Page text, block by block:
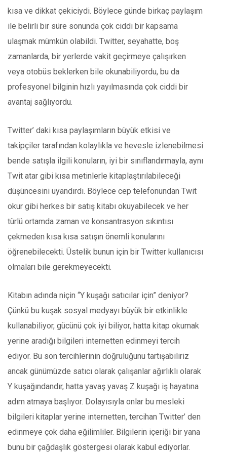
kısa ve dikkat çekiciydi. Böylece günde birkaç paylaşım
ile belirli bir süre sonunda çok ciddi bir kapsama
ulaşmak mümkün olabildi. Twitter, seyahatte, boş
zamanlarda, bir yerlerde vakit geçirmeye çalışırken
veya otobüs beklerken bile okunabiliyordu, bu da
profesyonel bilginin hızlı yayılmasında çok ciddi bir
avantaj sağlıyordu.
Twitter’ daki kısa paylaşımların büyük etkisi ve
takipçiler tarafından kolaylıkla ve hevesle izlenebilmesi
bende satışla ilgili konuların, iyi bir sınıflandırmayla, aynı
Twit atar gibi kısa metinlerle kitaplaştırılabileceği
düşüncesini uyandırdı. Böylece cep telefonundan Twit
okur gibi herkes bir satış kitabı okuyabilecek ve her
türlü ortamda zaman ve konsantrasyon sıkıntısı
çekmeden kısa kısa satışın önemli konularını
öğrenebilecekti. Üstelik bunun için bir Twitter kullanıcısı
olmaları bile gerekmeyecekti.
Kitabın adında niçin “Y kuşağı satıcılar için” deniyor?
Çünkü bu kuşak sosyal medyayı büyük bir etkinlikle
kullanabiliyor, gücünü çok iyi biliyor, hatta kitap okumak
yerine aradığı bilgileri internetten edinmeyi tercih
ediyor. Bu son tercihlerinin doğruluğunu tartışabiliriz
ancak günümüzde satıcı olarak çalışanlar ağırlıklı olarak
Y kuşağındandır, hatta yavaş yavaş Z kuşağı iş hayatına
adım atmaya başlıyor. Dolayısıyla onlar bu mesleki
bilgileri kitaplar yerine internetten, tercihan Twitter’ den
edinmeye çok daha eğilimliler. Bilgilerin içeriği bir yana
bunu bir çağdaşlık göstergesi olarak kabul ediyorlar.